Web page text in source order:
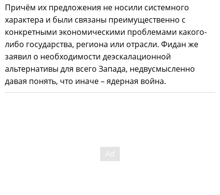
Причём их предложения не носили системного
характера и были связаны преимущественно с
конкретными экономическими проблемами какого-
либо государства, региона или отрасли. Фидан же
заявил о необходимости деэскалационной
альтернативы для всего Запада, недвусмысленно
давая понять, что иначе – ядерная война.